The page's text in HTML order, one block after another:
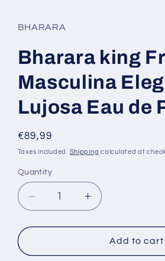
BHARARA
Bharara king
Masculina
Lujosa Eau de
Regular
price
€89,99
Taxes included. Shipping calculated at
Quantity
Decrease
quantity
for
king
Increase
quantity
for
Bharara
king
Add to cart